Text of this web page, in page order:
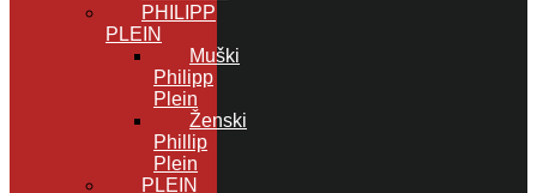
PHILIPP
PLEIN
Muški
Philipp
Plein
Ženski
Phillip
Plein
PLEIN